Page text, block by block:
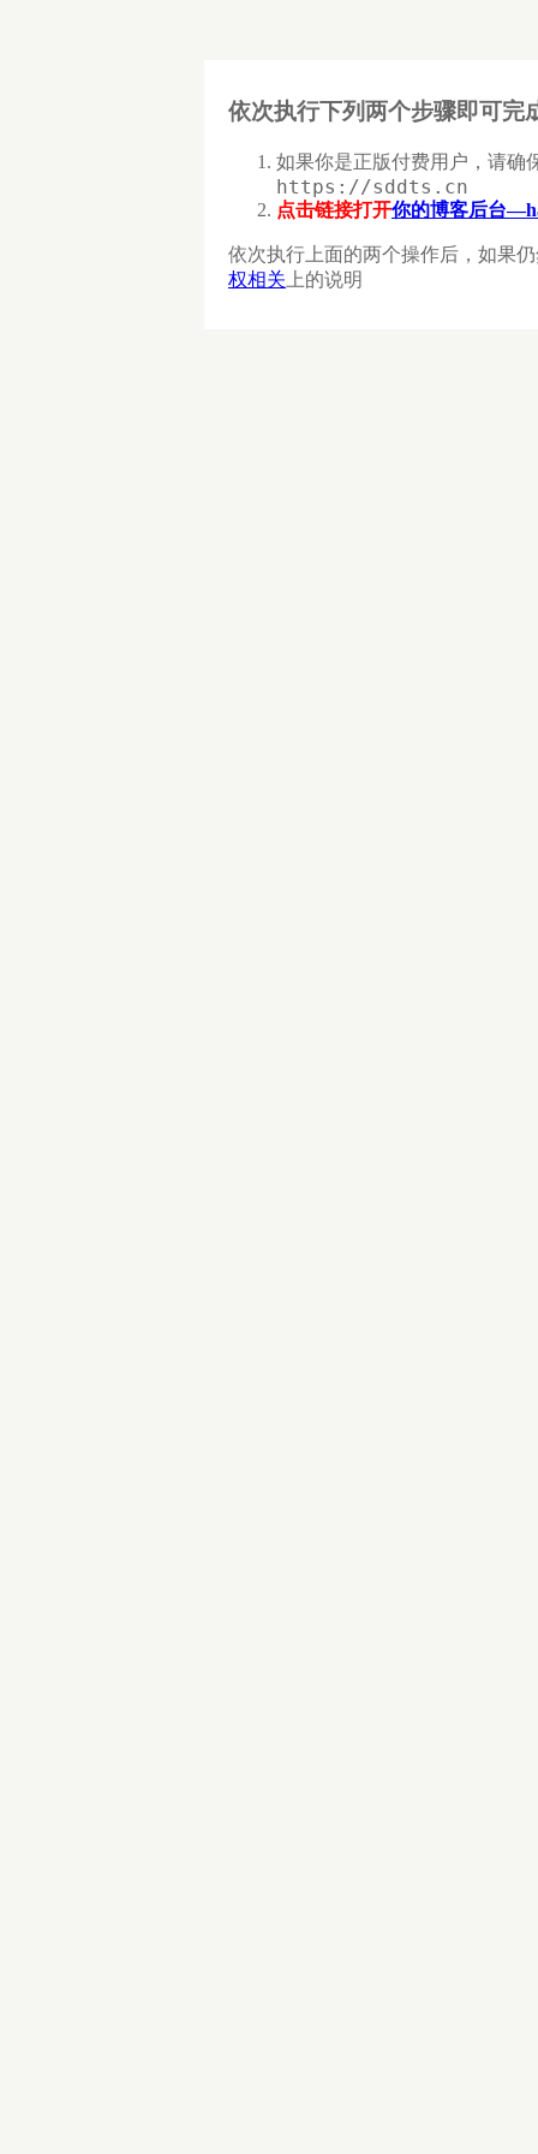
依次执行下列两个步骤即可完
如果你是正版付费用户，请确
https://sddts.cn
点击链接打开你的博客后台
依次执行上面的两个操作后，如果
权相关 上的说明